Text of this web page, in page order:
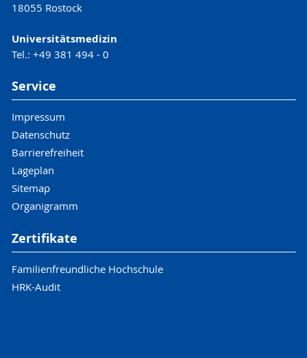
18055 Rostock
Universitätsmedizin
Tel.: +49 381 494 - 0
Service
Impressum
Datenschutz
Barrierefreiheit
Lageplan
Sitemap
Organigramm
Zertifikate
Familienfreundliche Hochschule
HRK-Audit